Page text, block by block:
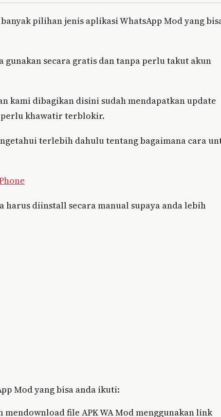
pilihan jenis aplikasi WhatsApp Mod yang
secara gratis dan tanpa perlu takut akun
kami dibagikan disini sudah mendapatkan update
perlu khawatir terblokir.
terlebih dahulu tentang bagaimana cara
diinstall secara manual supaya anda lebih
Mod yang bisa anda ikuti:
file APK WA Mod menggunakan link